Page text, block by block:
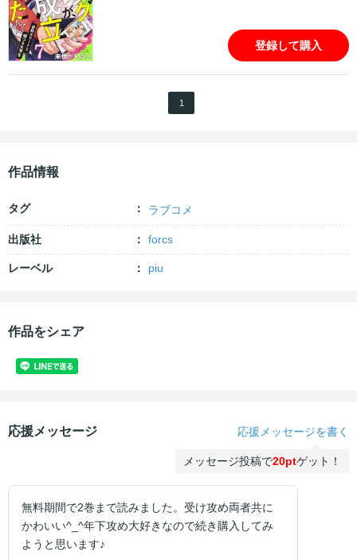
登録して購入
1
作品情報
タグ ラブコメ
出版社 forcs
レーベル piu
作品をシェア
応援メッセージ 応援メッセージを書く
メッセージ投稿で20ptゲット！
無料期間で2巻まで読みました。受け攻め両者共に
かわいい^_^年下攻め大好きなので続き購入してみ
ようと思います♪